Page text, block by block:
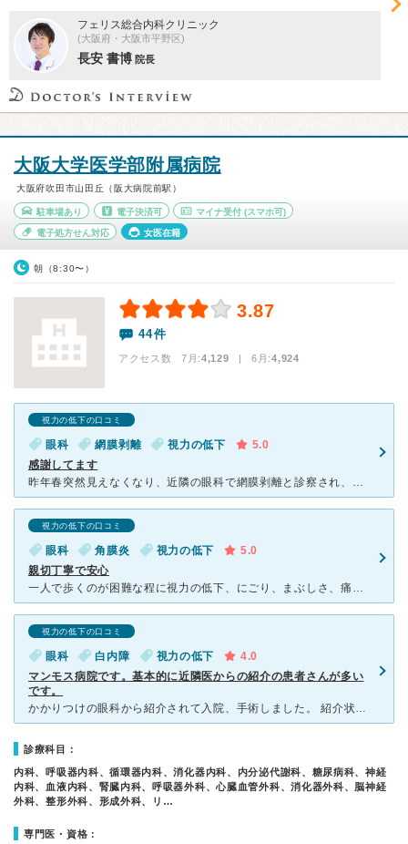
フェリス総合内科クリニック
(大阪府・大阪市平野区)
長安 書博 院長
大阪大学医学部附属病院
大阪府吹田市山田丘（阪大病院前駅）
駐車場あり 電子決済可 マイナ受付 (スマホ可)
電子処方せん対応 女医在籍
朝（8:30〜）
3.87
44件
アクセス数 7月:4,129 | 6月:4,924
視力の低下の口コミ
眼科 網膜剥離 視力の低下
5.0
感謝してます
昨年春突然見えなくなり、近隣の眼科で網膜剥離と診察され、紹介状書いてもらい当日受診しました。 阪大で改めて先生から網膜剥離と診察され、当日手術になり入院になると言われました。 平病棟へ移動するまで
視力の低下の口コミ
眼科 角膜炎 視力の低下
5.0
親切丁寧で安心
一人で歩くのが困難な程に視力の低下、にごり、まぶしさ、痛みがあり受診。アカントアメーバ角膜炎と診断され、2ヶ月程入院。 入院の際は看護師さんが目薬の正しいさし方から、入院のルールや施設など丁寧に
視力の低下の口コミ
眼科 白内障 視力の低下
4.0
マンモス病院です。基本的に近隣医からの紹介の患者さんが多い
です。
かかりつけの眼科から紹介されて入院、手術しました。 紹介状がありましたが、それでも一時間は待ちました。 飛び込みで来た方は3時間以上待っているとのことでしたので、 基本は紹介で受診されるのが良い
診療科目：
内科、呼吸器内科、循環器内科、消化器内科、内分泌代謝科、糖尿病科、神経
内科、血液内科、腎臓内科、呼吸器外科、心臓血管外科、消化器外科、脳神経
外科、整形外科、形成外科、リ…
専門医・資格：